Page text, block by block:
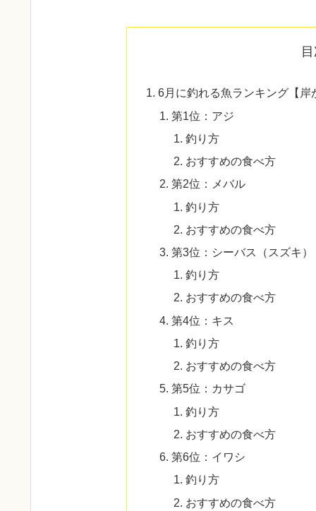
6月に釣れる魚ランキング【
第1位：アジ
釣り方
おすすめの食べ方
第2位：メバル
釣り方
おすすめの食べ方
第3位：シーバス（スズキ）
釣り方
おすすめの食べ方
第4位：キス
釣り方
おすすめの食べ方
第5位：カサゴ
釣り方
おすすめの食べ方
第6位：イワシ
釣り方
おすすめの食べ方